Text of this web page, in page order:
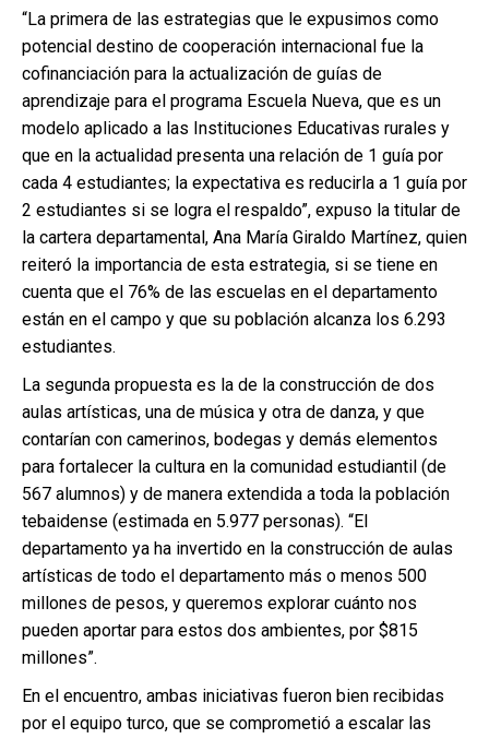
“La primera de las estrategias que le expusimos como
potencial destino de cooperación internacional fue la
cofinanciación para la actualización de guías de
aprendizaje para el programa Escuela Nueva, que es un
modelo aplicado a las Instituciones Educativas rurales y
que en la actualidad presenta una relación de 1 guía por
cada 4 estudiantes; la expectativa es reducirla a 1 guía por
2 estudiantes si se logra el respaldo”, expuso la titular de
la cartera departamental, Ana María Giraldo Martínez, quien
reiteró la importancia de esta estrategia, si se tiene en
cuenta que el 76% de las escuelas en el departamento
están en el campo y que su población alcanza los 6.293
estudiantes.
La segunda propuesta es la de la construcción de dos
aulas artísticas, una de música y otra de danza, y que
contarían con camerinos, bodegas y demás elementos
para fortalecer la cultura en la comunidad estudiantil (de
567 alumnos) y de manera extendida a toda la población
tebaidense (estimada en 5.977 personas). “El
departamento ya ha invertido en la construcción de aulas
artísticas de todo el departamento más o menos 500
millones de pesos, y queremos explorar cuánto nos
pueden aportar para estos dos ambientes, por $815
millones”.
En el encuentro, ambas iniciativas fueron bien recibidas
por el equipo turco, que se comprometió a escalar las